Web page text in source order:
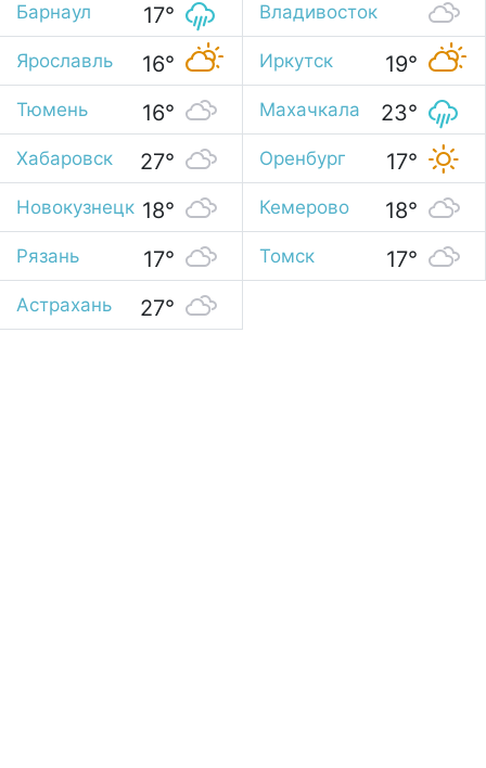
Барнаул 17° Владивосток
20°
Ярославль 16° Иркутск 19°
Тюмень 16° Махачкала 23°
Хабаровск 27° Оренбург 17°
Новокузнецк 18° Кемерово 18°
Рязань 17° Томск 17°
Астрахань 27°